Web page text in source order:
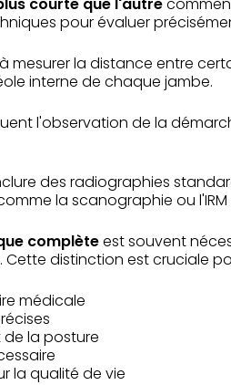
pour évaluer
mesurer la distance entre
interne de chaque jambe.
l'observation de la
des radiographies
la scanographie ou
complèteest souvent
distinction est cruciale
médicale
la posture
la qualité de vie